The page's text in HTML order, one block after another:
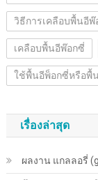
วิธีการเคลือบพื้นอีพ๊
เคลือบพื้นอีพ๊อกซี่
ใช้พื้นอีพ็อกซี่หรือพื้
เรื่องล่าสุด
ผลงาน แกลลอรี่